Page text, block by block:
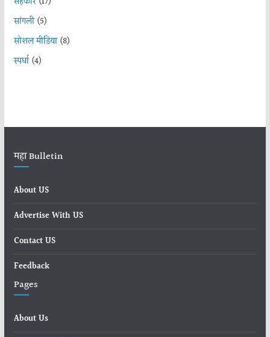
सांगली(5)
सोशल मीडिया(8)
स्पर्धा(4)
महा Bulletin
About US
Advertise With US
Contact US
Feedback
Pages
About Us